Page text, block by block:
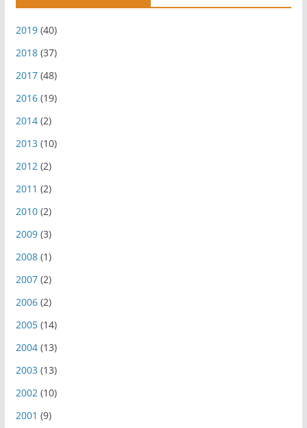
2019(40)
2018(37)
2017(48)
2016(19)
2014(2)
2013 (10)
2012(2)
2011 (2)
2010(2)
2009(3)
2008(1)
2007(2)
2006(2)
2005(14)
2004(13)
2003 (13)
2002(10)
2001 (9)